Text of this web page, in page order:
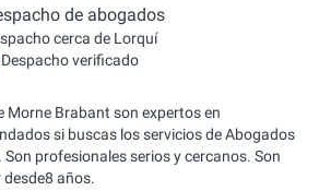
de abogados
cerca de Lorquí
Despacho verificado
Morne Brabant son expertos en
si buscas los servicios de Abogados
profesionales serios y cercanos. Son
años.